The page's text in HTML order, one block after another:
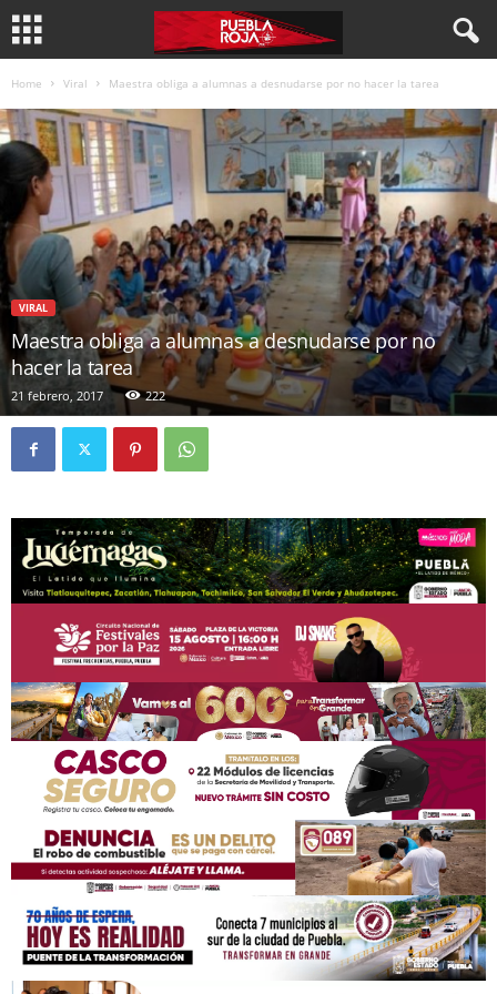
Home Viral Maestra obliga a alumnas a desnudarse por no hacer la tarea
VIRAL
Maestra obliga a alumnas a desnudarse por no
hacer la tarea
21 febrero, 2017 222